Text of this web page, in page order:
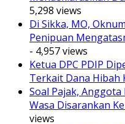
5,298 views
Di Sikka, MO,
Penipuan
- 4,957 views
Ketua DPC PDIP
Terkait Dana Hibah
Soal Pajak, Anggota
Wasa Disarankan
views